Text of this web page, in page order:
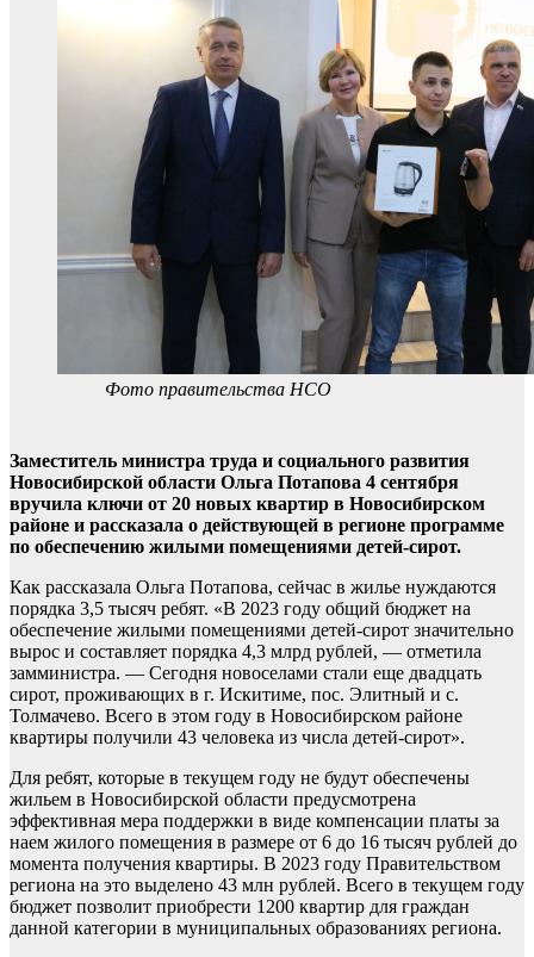
Фото правительства НСО
Заместитель министра труда и социального развития
Новосибирской области Ольга Потапова 4 сентября
вручила ключи от 20 новых квартир в Новосибирском
районе и рассказала о действующей в регионе программе
по обеспечению жилыми помещениями детей-сирот.
Как рассказала Ольга Потапова, сейчас в жилье нуждаются
порядка 3,5 тысяч ребят. «В 2023 году общий бюджет на
обеспечение жилыми помещениями детей-сирот значительно
вырос и составляет порядка 4,3 млрд рублей, — отметила
замминистра. — Сегодня новоселами стали еще двадцать
сирот, проживающих в г. Искитиме, пос. Элитный и с.
Толмачево. Всего в этом году в Новосибирском районе
квартиры получили 43 человека из числа детей-сирот».
Для ребят, которые в текущем году не будут обеспечены
жильем в Новосибирской области предусмотрена
эффективная мера поддержки в виде компенсации платы за
наем жилого помещения в размере от 6 до 16 тысяч рублей до
момента получения квартиры. В 2023 году Правительством
региона на это выделено 43 млн рублей. Всего в текущем году
бюджет позволит приобрести 1200 квартир для граждан
данной категории в муниципальных образованиях региона.